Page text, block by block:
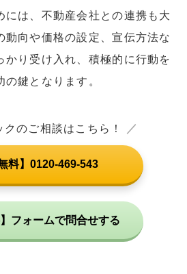
には、不動産会社との連携も大
動向や価格の設定、宣伝方法な
かり受け入れ、積極的に行動を
鍵となります。
クのご相談はこちら！ ／
料】0120-469-543
】フォームで問合せする